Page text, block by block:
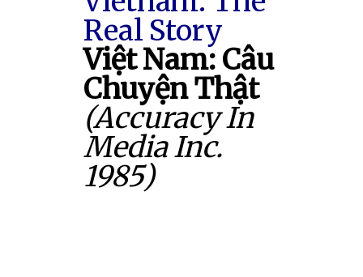
Real Story
Việt Nam: Câu
Chuyện Thật
(Accuracy In
Media Inc.
1985)